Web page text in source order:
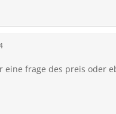
eine frage des preis oder